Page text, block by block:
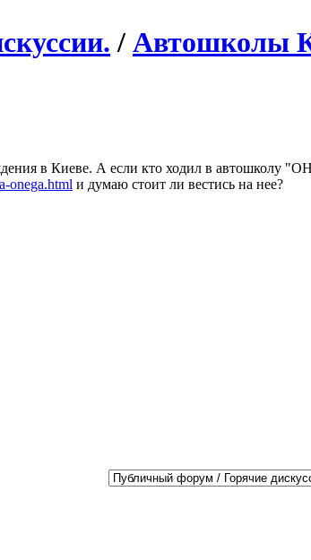
/ Автошколы
в Киеве. А если кто ходил в автошколу
onega.html и думаю стоит ли вестись на нее?